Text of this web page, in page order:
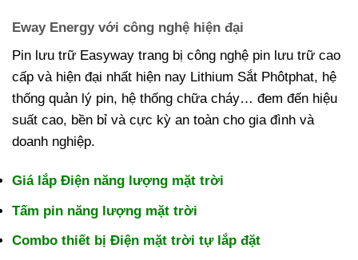
Eway Energy với công nghệ hiện đại
Pin lưu trữ Easyway trang bị công nghệ pin lưu trữ cao
cấp và hiện đại nhất hiện nay Lithium Sắt Phôtphat, hệ
thống quản lý pin, hệ thống chữa cháy… đem đến hiệu
suất cao, bền bỉ và cực kỳ an toàn cho gia đình và
doanh nghiệp.
Giá lắp Điện năng lượng mặt trời
Tấm pin năng lượng mặt trời
Combo thiết bị Điện mặt trời tự lắp đặt